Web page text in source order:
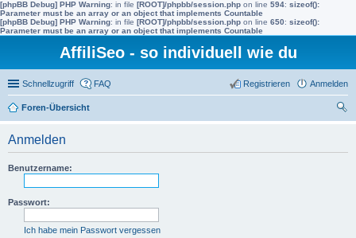
[phpBB Debug] PHP Warning: in file [ROOT]/phpbb/session.php on line 594: sizeof():
Parameter must be an array or an object that implements Countable
[phpBB Debug] PHP Warning: in file [ROOT]/phpbb/session.php on line 650: sizeof():
Parameter must be an array or an object that implements Countable
AffiliSeo - so individuell wie du
Schnellzugriff FAQ Anmelden
Registrieren
Foren-Übersicht
Anmelden
Benutzername:
Passwort:
Ich habe mein Passwort vergessen